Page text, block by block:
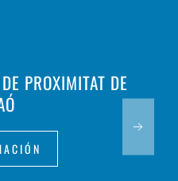
PROXIMITAT DE